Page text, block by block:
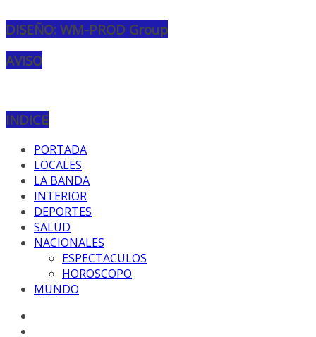
DISEÑO: WM-PROD Group
AVISO
INDICE
PORTADA
LOCALES
LA BANDA
INTERIOR
DEPORTES
SALUD
NACIONALES
ESPECTACULOS
HOROSCOPO
MUNDO